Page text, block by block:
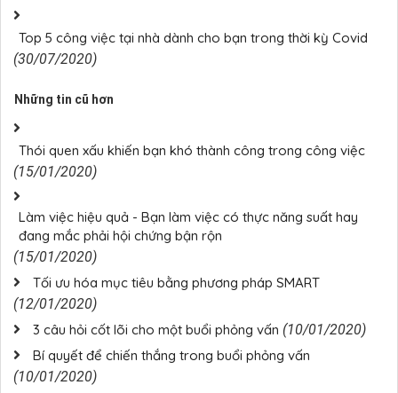
Top 5 công việc tại nhà dành cho bạn trong thời kỳ Covid
(30/07/2020)
Những tin cũ hơn
Thói quen xấu khiến bạn khó thành công trong công việc
(15/01/2020)
Làm việc hiệu quả - Bạn làm việc có thực năng suất hay
đang mắc phải hội chứng bận rộn
(15/01/2020)
Tối ưu hóa mục tiêu bằng phương pháp SMART
(12/01/2020)
3 câu hỏi cốt lõi cho một buổi phỏng vấn (10/01/2020)
Bí quyết để chiến thắng trong buổi phỏng vấn
(10/01/2020)